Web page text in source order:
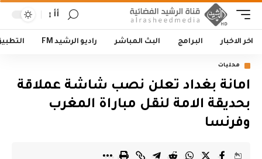
أأ
اخر الاخبار البرامج البث المباشر راديو الرشيد FM
محليات
امانة بغداد تعلن نصب شاشة عملاقة
بحديقة الامة لنقل مباراة المغرب
وفرنسا